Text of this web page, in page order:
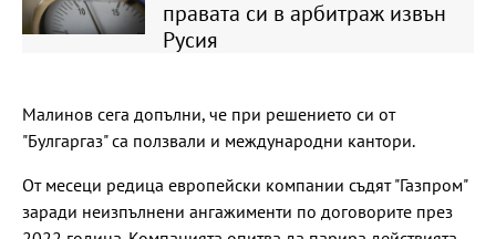
правата си в арбитраж извън
Русия
Малинов сега допълни, че при решението си от
"Булгаргаз" са ползвали и международни кантори.
От месеци редица европейски компании съдят "Газпром"
заради неизпълнени ангажименти по договорите през